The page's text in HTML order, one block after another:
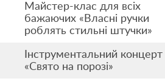
Майстер-клас для всіх
бажаючих «Власні ручки
роблять стильні штучки»
Інструментальний концерт
«Свято на порозі»